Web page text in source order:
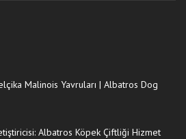
Malinois Yavruları | Albatros Dog
Albatros Köpek Çiftliği Hizmet